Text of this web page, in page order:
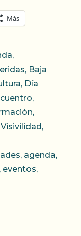
Más
,
, Baja
, Día
,
,
Visivilidad ,
, agenda,
, eventos,